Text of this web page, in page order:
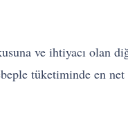
ve ihtiyacı olan
tüketiminde en